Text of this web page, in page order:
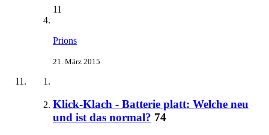
11
Prions
21. März 2015
Klick-Klach - Batterie platt: Welche neu
und ist das normal? 74